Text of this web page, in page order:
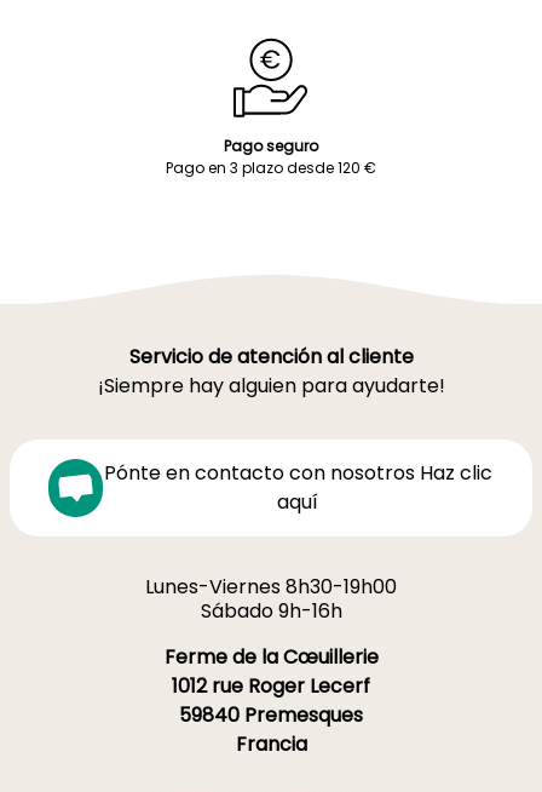
Pago seguro
Pago en 3 plazo desde 120 €
Servicio de atención al cliente
¡Siempre hay alguien para ayudarte!
Pónte en contacto con nosotros Haz clic
aquí
Lunes-Viernes 8h30-19h00
Sábado 9h-16h
Ferme de la Cœuillerie
1012 rue Roger Lecerf
59840 Premesques
Francia